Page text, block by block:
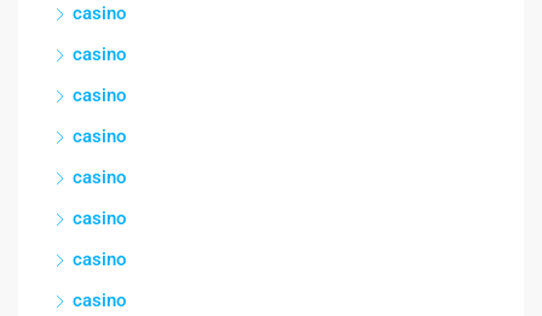
casino
casino
casino
casino
casino
casino
casino
casino